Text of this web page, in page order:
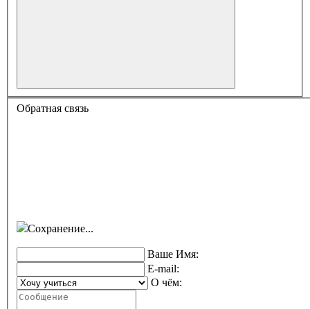
Обратная связь
Сохранение...
Ваше Имя:
E-mail:
О чём: